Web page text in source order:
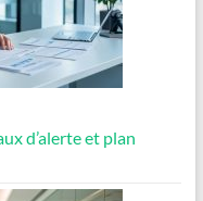
d’alerte et plan